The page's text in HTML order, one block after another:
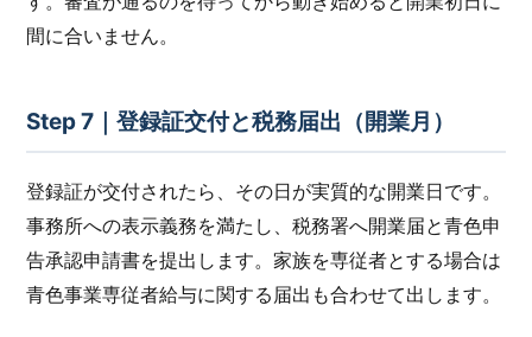
間に合いません。
Step 7｜登録証交付と税務届出（開業月）
登録証が交付されたら、その日が実質的な開業日です。
事務所への表示義務を満たし、税務署へ開業届と青色申
告承認申請書を提出します。家族を専従者とする場合は
青色事業専従者給与に関する届出も合わせて出します。